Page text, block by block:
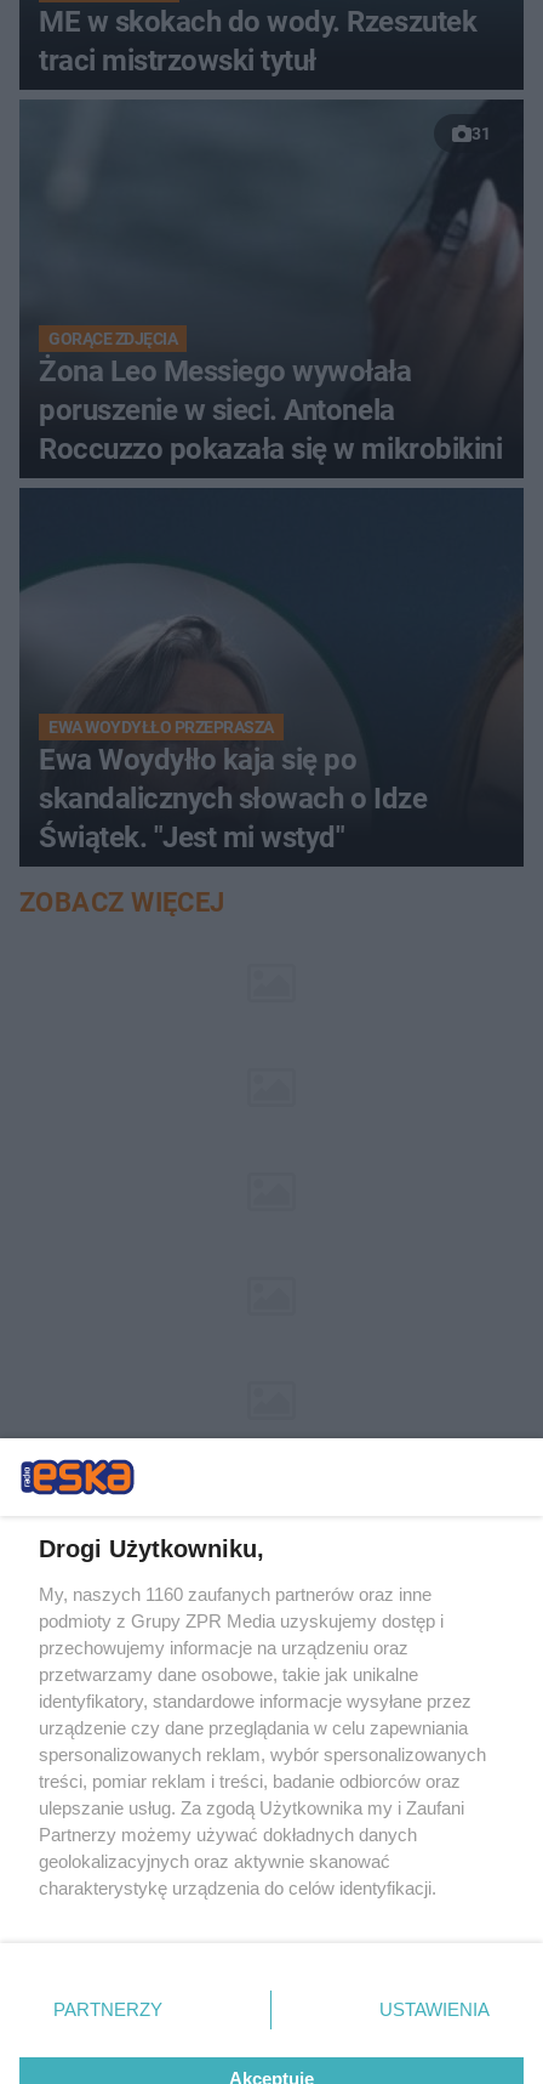
ME w skokach do wody. Rzeszutek
traci mistrzowski tytuł
31
GORĄCE ZDJĘCIA
Żona Leo Messiego wywołała
poruszenie w sieci. Antonela
Roccuzzo pokazała się w mikrobikini
EWA WOYDYŁŁO PRZEPRASZA
Ewa Woydyłło kaja się po
skandalicznych słowach o Idze
Świątek. "Jest mi wstyd"
ZOBACZ WIĘCEJ
Żaden utwór zamieszczony w serwisie nie może być powielany i
rozpowszechniany lub dalej rozpowszechniany w jakikolwiek sposób (w
tym także elektroniczny lub mechaniczny) na jakimkolwiek polu
eksploatacji w jakiejkolwiek formie, włącznie z umieszczaniem w
Internecie bez pisemnej zgody właściciela praw. Jakiekolwiek użycie lub
wykorzystanie utworów w całości lub w części z naruszeniem prawa,
tzn. bez właściwej zgody, jest zabronione pod groźbą kary i może być
ścigane prawnie.
© 2026 Grupa ZPR Media
Drogi Użytkowniku,
My, naszych 1160 zaufanych partnerów oraz inne
podmioty z Grupy ZPR Media uzyskujemy dostęp i
przechowujemy informacje na urządzeniu oraz
przetwarzamy dane osobowe, takie jak unikalne
identyfikatory, standardowe informacje wysyłane przez
urządzenie czy dane przeglądania w celu zapewniania
spersonalizowanych reklam, wybór spersonalizowanych
treści, pomiar reklam i treści, badanie odbiorców oraz
ulepszanie usług. Za zgodą Użytkownika my i Zaufani
Partnerzy możemy używać dokładnych danych
geolokalizacyjnych oraz aktywnie skanować
charakterystykę urządzenia do celów identyfikacji.
zmienić/wycofać klikając przycisk ustawień prywatności
znajdujący się w lewym dolnym rogu strony
rodzaje przetwarzania danych nie wymagają zgody
użytkownika, ale masz prawo sprzeciwić się takiemu
PARTNERZY USTAWIENIA
Akceptuję